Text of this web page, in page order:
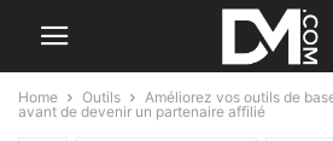
Home Outils Améliorez vos outils de
avant de devenir un partenaire affilié